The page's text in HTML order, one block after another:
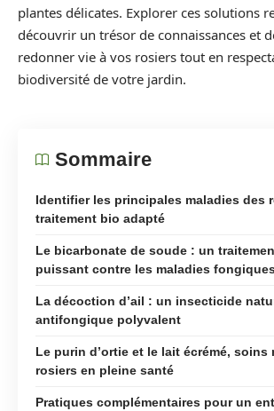
plantes délicates. Explorer ces solutions
découvrir un trésor de connaissances et
redonner vie à vos rosiers tout en
biodiversité de votre jardin.
Sommaire
Identifier les principales maladies des
traitement bio adapté
Le bicarbonate de soude : un
puissant contre les maladies
La décoction d’ail : un insecticide
antifongique polyvalent
Le purin d’ortie et le lait écrémé, soins
rosiers en pleine santé
Pratiques complémentaires pour un